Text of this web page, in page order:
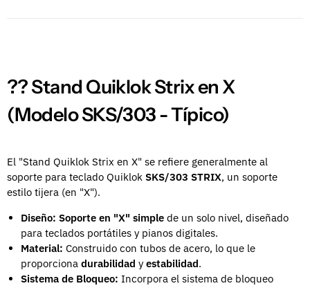
?? Stand Quiklok Strix en X
(Modelo SKS/303 - Típico)
El "Stand Quiklok Strix en X" se refiere generalmente al
soporte para teclado Quiklok SKS/303 STRIX, un soporte
estilo tijera (en "X").
Diseño: Soporte en "X" simple de un solo nivel, diseñado
para teclados portátiles y pianos digitales.
Material: Construido con tubos de acero, lo que le
proporciona durabilidad y estabilidad.
Sistema de Bloqueo: Incorpora el sistema de bloqueo